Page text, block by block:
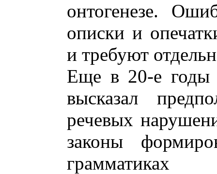
онтогенезе.
описки и
и требуют
Еще в 20-е годы
высказал
речевых
законы